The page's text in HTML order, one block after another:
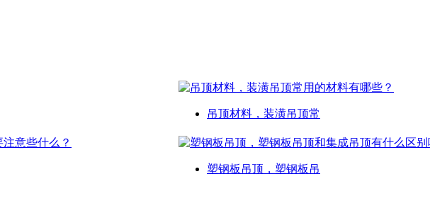
吊顶材料，装潢吊顶常
塑钢板吊顶，塑钢板吊